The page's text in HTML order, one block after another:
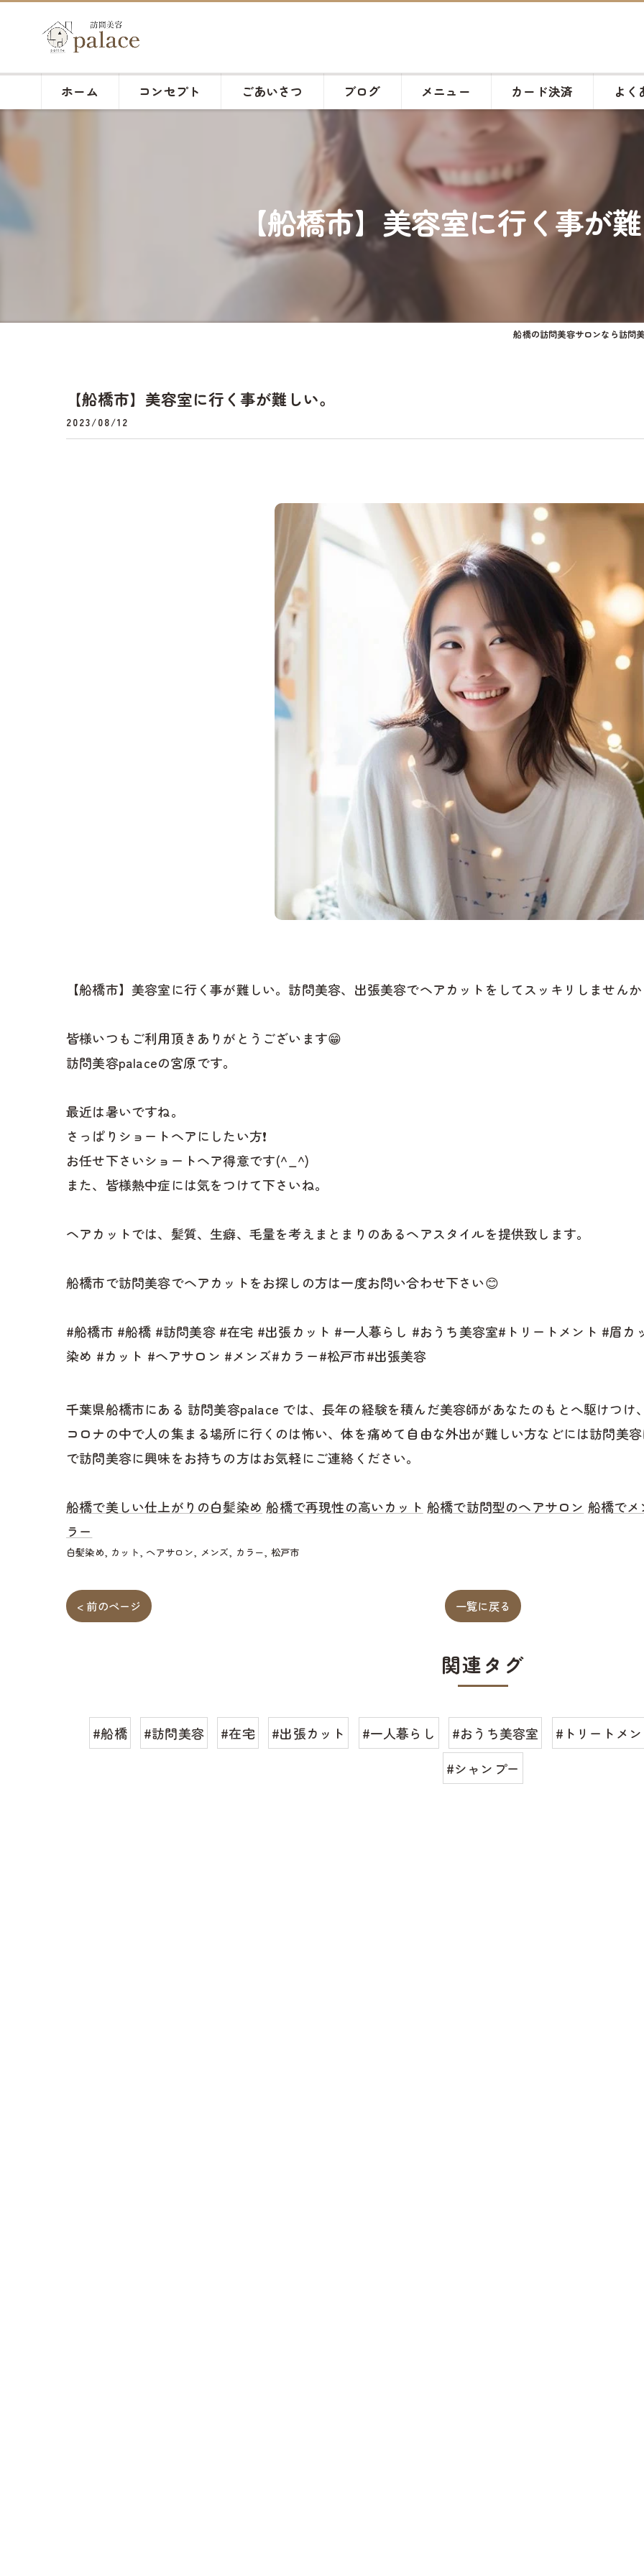
ホーム コンセプト ごあいさつ ブログ メニュー カード決済 よく
【船橋市】美容室に行く事が
船橋の訪問美容サロンなら訪問
【船橋市】美容室に行く事が難しい。
2023/08/12
【船橋市】美容室に行く事が難しい。訪問美容、出張美容でヘアカットをしてスッキリしません
皆様いつもご利用頂きありがとうございます😁
訪問美容palaceの宮原です。
最近は暑いですね。
さっぱりショートヘアにしたい方❗
お任せ下さいショートヘア得意です(^_^)
また、皆様熱中症には気をつけて下さいね。
ヘアカットでは、髪質、生癖、毛量を考えまとまりのあるヘアスタイルを提供致します。
船橋市で訪問美容でヘアカットをお探しの方は一度お問い合わせ下さい😊
#船橋市 #船橋 #訪問美容 #在宅 #出張カット #一人暮らし #おうち美容室#トリートメント #眉
染め #カット #ヘアサロン #メンズ#カラー#松戸市#出張美容
千葉県船橋市にある 訪問美容palace では、長年の経験を積んだ美容師があなたのもとへ駆けつ
コロナの中で人の集まる場所に行くのは怖い、体を痛めて自由な外出が難しい方などには訪問美
で訪問美容に興味をお持ちの方はお気軽にご連絡ください。
船橋で美しい仕上がりの白髪染め 船橋で再現性の高いカット 船橋で訪問型のヘアサロン 船橋で
ラー
白髪染め カット ヘアサロン メンズ カラー 松戸市
< 前のページ 一覧に戻る
関連タグ
#船橋 #訪問美容 #在宅 #出張カット #一人暮らし #おうち美容室
#トリートメ
#シャンプー